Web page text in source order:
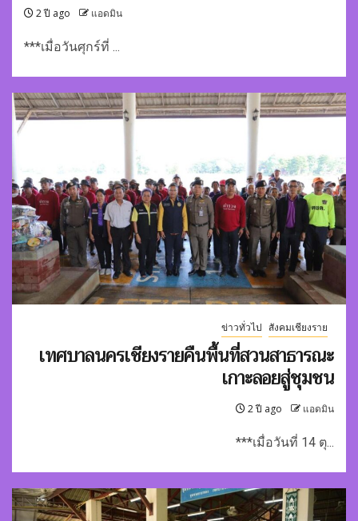
2 ปี ago แอดมิน
***เมื่อวันศุกร์ที่ ...
ข่าวทั่วไป สังคมเชียงราย
เทศบาลนครเชียงรายคืนพื้นที่สวนสาธารณะ
เกาะลอยสู่ชุมชน
2 ปี ago แอดมิน
***เมื่อวันที่ 14 ตุ...